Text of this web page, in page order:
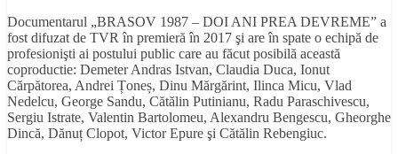
Documentarul „BRASOV 1987 – DOI ANI PREA DEVREME” a
fost difuzat de TVR în premieră în 2017 şi are în spate o echipă de
profesionişti ai postului public care au făcut posibilă această
coproductie: Demeter Andras Istvan, Claudia Duca, Ionut
Cărpătorea, Andrei Țoneș, Dinu Mărgărint, Ilinca Micu, Vlad
Nedelcu, George Sandu, Cătălin Putinianu, Radu Paraschivescu,
Sergiu Istrate, Valentin Bartolomeu, Alexandru Bengescu, Gheorghe
Dincă, Dănuț Clopot, Victor Epure şi Cătălin Rebengiuc.